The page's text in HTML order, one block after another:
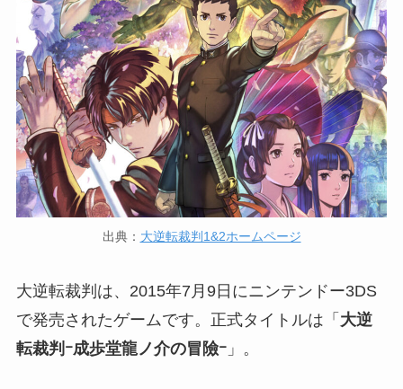
出典： 大逆転裁判1&2ホームページ
大逆転裁判は、2015年7月9日にニンテンドー3DS
で発売されたゲームです。正式タイトルは「 大逆
転裁判ｰ成歩堂龍ノ介の冒險ｰ」。